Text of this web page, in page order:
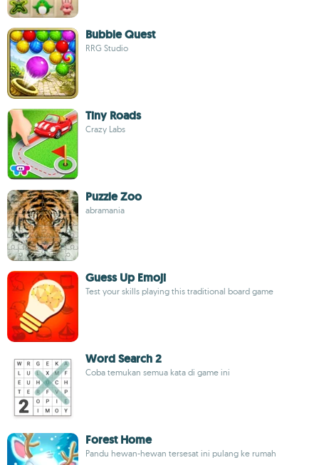
Bubble Quest
RRG Studio
Tiny Roads
Crazy Labs
Puzzle Zoo
abramania
Guess Up Emoji
Test your skills playing this traditional board game
Word Search 2
Coba temukan semua kata di game ini
Forest Home
Pandu hewan-hewan tersesat ini pulang ke rumah